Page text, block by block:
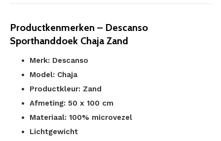
Productkenmerken – Descanso
Sporthanddoek Chaja Zand
Merk: Descanso
Model: Chaja
Productkleur: Zand
Afmeting: 50 x 100 cm
Materiaal: 100% microvezel
Lichtgewicht